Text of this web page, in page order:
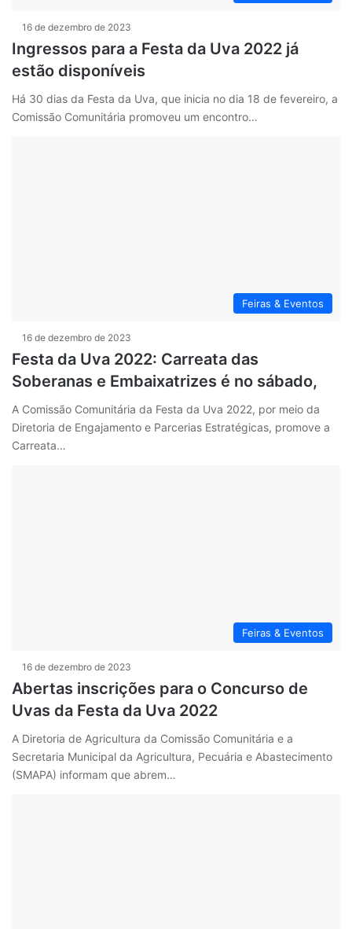
16 de dezembro de 2023
Ingressos para a Festa da Uva 2022 já
estão disponíveis
Há 30 dias da Festa da Uva, que inicia no dia 18 de fevereiro, a
Comissão Comunitária promoveu um encontro…
Feiras & Eventos
16 de dezembro de 2023
Festa da Uva 2022: Carreata das
Soberanas e Embaixatrizes é no sábado,
A Comissão Comunitária da Festa da Uva 2022, por meio da
Diretoria de Engajamento e Parcerias Estratégicas, promove a
Carreata…
Feiras & Eventos
16 de dezembro de 2023
Abertas inscrições para o Concurso de
Uvas da Festa da Uva 2022
A Diretoria de Agricultura da Comissão Comunitária e a
Secretaria Municipal da Agricultura, Pecuária e Abastecimento
(SMAPA) informam que abrem…